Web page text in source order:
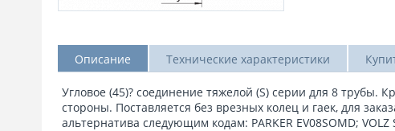
Описание Технические характеристики
Угловое (45)? соединение тяжелой (S) серии для 8 трубы.
стороны. Поставляется без врезных колец и гаек, для
альтернатива следующим кодам: PARKER EV08SOMD; VOLZ